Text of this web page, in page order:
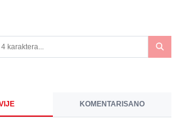
KOMENTARISANO